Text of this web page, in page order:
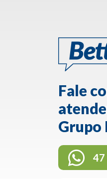
Fale
47